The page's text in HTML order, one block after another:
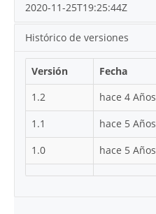
2020-11-25T19:25:44Z
Histórico de versiones
Versión Fecha
1.2
hace 4 Años
1.1
hace 5 Años
1.0
hace 5 Años